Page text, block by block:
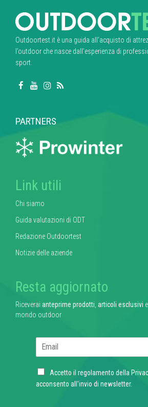
Outdoortest.it è una guida all’acquisto di
l’outdoor che nasce dall’esperienza di
sport.
PARTNERS
Link utili
Chi siamo
Guida valutazioni di ODT
Redazione Outdoortest
Notizie delle aziende
Resta aggiornato
Riceverai anteprime prodotti articoli esclusivi e
mondo outdoor
l
C
h
Accetto il regolamento della
acconsento all'invio di newsletter.